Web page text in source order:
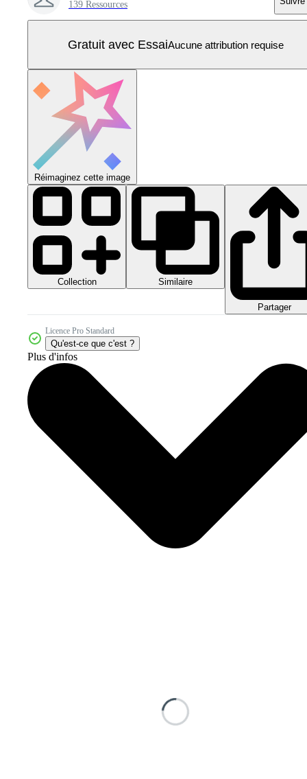
139 Ressources
Gratuit avec EssaiAucune attribution requise
Réimaginez cette image
Collection Similaire
Partager
Licence Pro Standard
Qu'est-ce que c'est ?
Plus d'infos